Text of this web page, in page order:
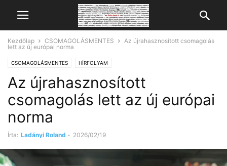
Kezdőlap CSOMAGOLÁSMENTES
Az újrahasznosított csomagolás
lett az új európai norma
CSOMAGOLÁSMENTES HÍRFOLYAM
Az újrahasznosított
csomagolás lett az új európai
norma
Írta: Ladányi Roland - 2026/02/19